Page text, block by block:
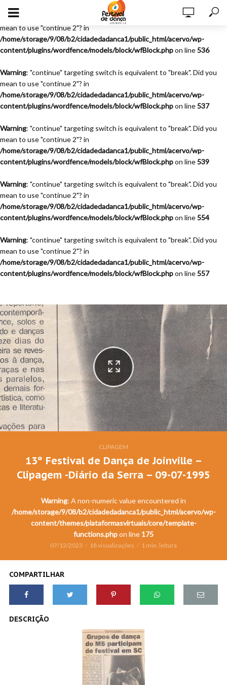
Warning
: "continue" targeting switch is equivalent to "break". Did you
mean to use "continue 2"? in
/home/storage/9/08/b2/cidadedadanca1/public_html/acervo/wp-
content/plugins/wordfence/models/block/wfBlock.phpon line536
Warning: "continue" targeting switch is equivalent to "break". Did you
mean to use "continue 2"? in
/home/storage/9/08/b2/cidadedadanca1/public_html/acervo/wp-
content/plugins/wordfence/models/block/wfBlock.phpon line537
Warning: "continue" targeting switch is equivalent to "break". Did you
mean to use "continue 2"? in
/home/storage/9/08/b2/cidadedadanca1/public_html/acervo/wp-
content/plugins/wordfence/models/block/wfBlock.phpon line539
Warning: "continue" targeting switch is equivalent to "break". Did you
mean to use "continue 2"? in
/home/storage/9/08/b2/cidadedadanca1/public_html/acervo/wp-
content/plugins/wordfence/models/block/wfBlock.phpon line554
Warning: "continue" targeting switch is equivalent to "break". Did you
mean to use "continue 2"? in
/home/storage/9/08/b2/cidadedadanca1/public_html/acervo/wp-
content/plugins/wordfence/models/block/wfBlock.phpon line557
Festival de Dança de Joinville - 13a. Edição - 1995
CLIPAGEM
13º Festival de Dança de Joinville –
Clipagem -Diário da Serra – 09-07-1995
Warning: A non-numeric value encountered in
/home/storage/9/08/b2/cidadedadanca1/public_html/acervo/wp-
content/themes/plataformasvirtuais/core/template-
functions.phpon line 175
07/12/2023 18 visualizações 1 min. leitura
COMPARTILHAR
DESCRIÇÃO